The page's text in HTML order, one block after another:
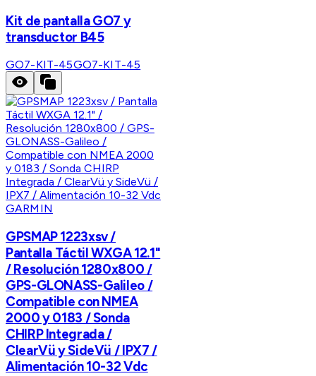
Kit de pantalla GO7 y
transductor B45
GO7-KIT-45GO7-KIT-45
GARMIN
GPSMAP 1223xsv /
Pantalla Táctil WXGA 12.1"
/ Resolución 1280x800 /
GPS-GLONASS-Galileo /
Compatible con NMEA
2000 y 0183 / Sonda
CHIRP Integrada /
ClearVü y SideVü / IPX7 /
Alimentación 10-32 Vdc